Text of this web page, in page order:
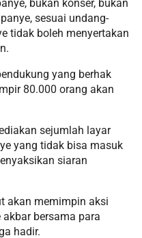
bukan konser, bukan
sesuai undang-
tidak boleh menyertakan
yang berhak
80.000 orang akan
sejumlah layar
yang tidak bisa masuk
siaran
akan memimpin aksi
bersama para
hadir.